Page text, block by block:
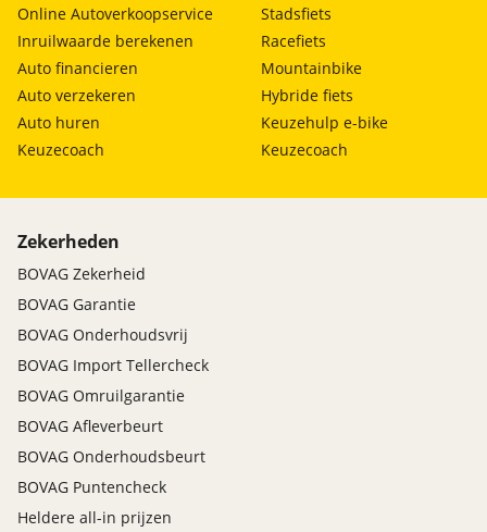
Online Autoverkoopservice
Inruilwaarde berekenen
Auto financieren
Auto verzekeren
Auto huren
Keuzecoach
Stadsfiets
Racefiets
Mountainbike
Hybride fiets
Keuzehulp e-bike
Keuzecoach
Zekerheden
BOVAG Zekerheid
BOVAG Garantie
BOVAG Onderhoudsvrij
BOVAG Import Tellercheck
BOVAG Omruilgarantie
BOVAG Afleverbeurt
BOVAG Onderhoudsbeurt
BOVAG Puntencheck
Heldere all-in prijzen